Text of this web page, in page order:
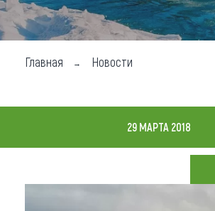
Чем заняться
Новости
Главная Новости
29 МАРТА 2018